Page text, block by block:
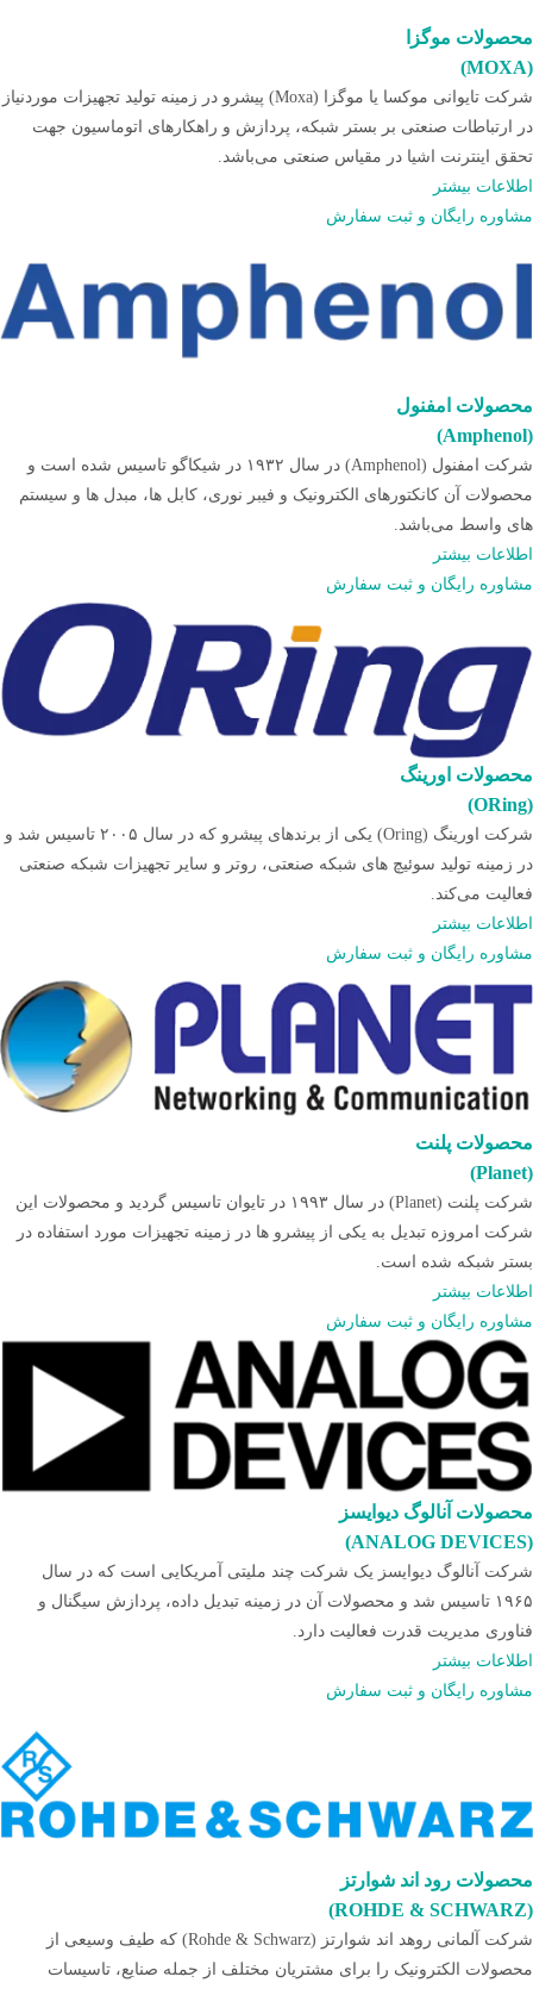
محصولات موگزا
(MOXA)
شرکت تایوانی موکسا یا موگزا (Moxa) پیشرو در زمینه تولید تجهیزات موردنیاز
در ارتباطات صنعتی بر بستر شبکه، پردازش و راهکارهای اتوماسیون جهت
تحقق اینترنت اشیا در مقیاس صنعتی می‌باشد.
اطلاعات بیشتر
مشاوره رایگان و ثبت سفارش
محصولات امفنول
(Amphenol)
شرکت امفنول (Amphenol) در سال ۱۹۳۲ در شیکاگو تاسیس شده است و
محصولات آن کانکتورهای الکترونیک و فیبر نوری، کابل ها، مبدل ها و سیستم
های واسط می‌­باشد.
اطلاعات بیشتر
مشاوره رایگان و ثبت سفارش
محصولات اورینگ
(ORing)
شرکت اورینگ (Oring) یکی از برندهای پیشرو که در سال ۲۰۰۵ تاسیس شد و
در زمینه تولید سوئیچ های شبکه صنعتی، روتر و سایر تجهیزات شبکه صنعتی
فعالیت می‌کند.
اطلاعات بیشتر
مشاوره رایگان و ثبت سفارش
محصولات پلنت
(Planet)
شرکت پلنت (Planet) در سال ۱۹۹۳ در تایوان تاسیس گردید و محصولات این
شرکت امروزه تبدیل به یکی از پیشرو ها در زمینه تجهیزات مورد استفاده در
بستر شبکه شده است.
اطلاعات بیشتر
مشاوره رایگان و ثبت سفارش
محصولات آنالوگ دیوایسز
(ANALOG DEVICES)
شرکت آنالوگ دیوایسز یک شرکت چند ملیتی آمریکایی است که در سال
۱۹۶۵ تاسیس شد و محصولات آن در زمینه تبدیل داده، پردازش سیگنال و
فناوری مدیریت قدرت فعالیت دارد.
اطلاعات بیشتر
مشاوره رایگان و ثبت سفارش
محصولات رود اند شوارتز
(ROHDE & SCHWARZ)
شرکت آلمانی روهد اند شوارتز (Rohde & Schwarz) که طیف وسیعی از
محصولات الکترونیک را برای مشتریان مختلف از جمله صنایع، تاسیسات